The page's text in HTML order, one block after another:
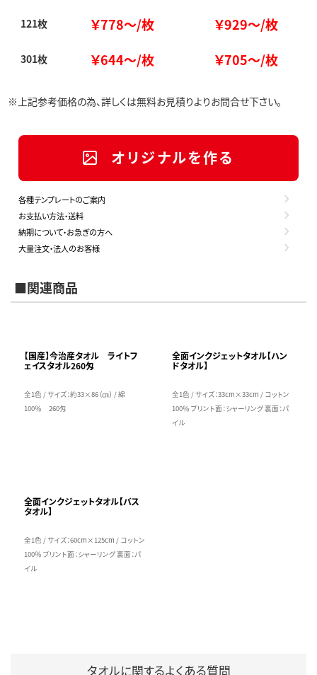
121枚 ￥778～/枚 ￥929～/枚
301枚 ￥644～/枚 ￥705～/枚
※上記参考価格の為、詳しくは無料お見積りよりお問合せ下さい。
オリジナルを作る
各種テンプレートのご案内
お支払い方法・送料
納期について・お急ぎの方へ
大量注文・法人のお客様
■関連商品
【国産】今治産タオル ライトフ
ェイスタオル260匁
全1色 / サイズ：約33×86（㎝） / 綿
100％ 260匁
全面インクジェットタオル【ハン
ドタオル】
全1色 / サイズ：33cm×33cm / コットン
100％ プリント面：シャーリング 裏面：パ
イル
全面インクジェットタオル【バス
タオル】
全1色 / サイズ：60cm×125cm / コットン
100％ プリント面：シャーリング 裏面：パ
イル
タオルに関するよくある質問